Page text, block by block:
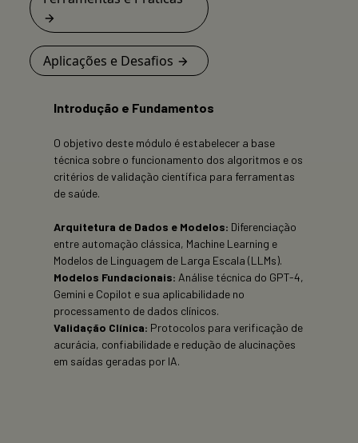
Aplicações e Desafios
Introdução e Fundamentos
O objetivo deste módulo é estabelecer a base
técnica sobre o funcionamento dos algoritmos e os
critérios de validação científica para ferramentas
de saúde.
Arquitetura de Dados e Modelos: Diferenciação
entre automação clássica, Machine Learning e
Modelos de Linguagem de Larga Escala (LLMs).
Modelos Fundacionais: Análise técnica do GPT-4,
Gemini e Copilot e sua aplicabilidade no
processamento de dados clínicos.
Validação Clínica: Protocolos para verificação de
acurácia, confiabilidade e redução de alucinações
em saídas geradas por IA.